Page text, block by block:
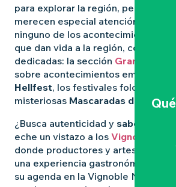
para explorar la región, pero
merecen especial atención. Para
ninguno de los acontecimientos
que dan vida a la región, consulte
dedicadas: la sección Grandes
sobre acontecimientos
Hellfest, los festivales folclóricos
misteriosas Mascaradas de Clisson
¿Busca autenticidad y sabores
eche un vistazo a los Vignoble
donde productores y artesanos se
una experiencia gastronómica de
su agenda en la Vignoble Nantais